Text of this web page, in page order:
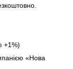
+1%)
«Нова